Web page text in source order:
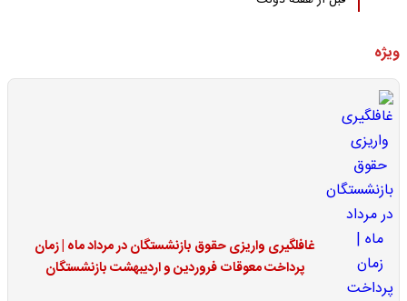
ویژه
غافلگیری واریزی حقوق بازنشستگان در مرداد ماه | زمان
پرداخت معوقات فروردین و اردیبهشت بازنشستگان